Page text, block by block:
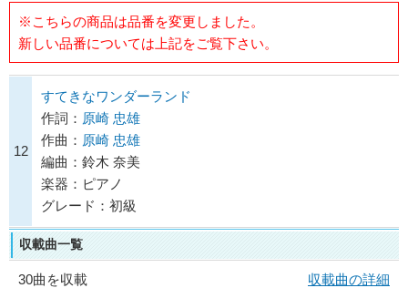
※こちらの商品は品番を変更しました。
新しい品番については上記をご覧下さい。
12
すてきなワンダーランド
作詞： 原崎 忠雄
作曲： 原崎 忠雄
編曲：鈴木 奈美
楽器：ピアノ
グレード：初級
収載曲一覧
30曲を収載
収載曲の詳細